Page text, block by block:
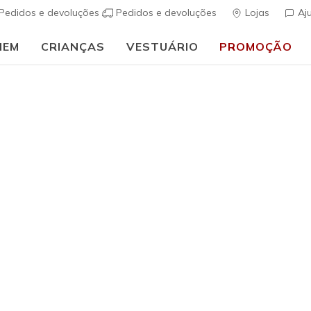
e devoluções Pedidos e devoluções Lojas
CRIANÇAS VESTUÁRIO PROMOÇÃO